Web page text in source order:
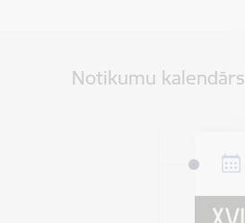
Notikumu kalendārs